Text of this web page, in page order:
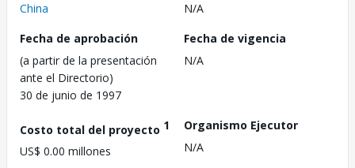
China
N/A
Fecha de aprobación
(a partir de la presentación
ante el Directorio)
30 de junio de 1997
Fecha de vigencia
N/A
Costo total del proyecto 1
US$ 0.00 millones
Organismo Ejecutor
N/A